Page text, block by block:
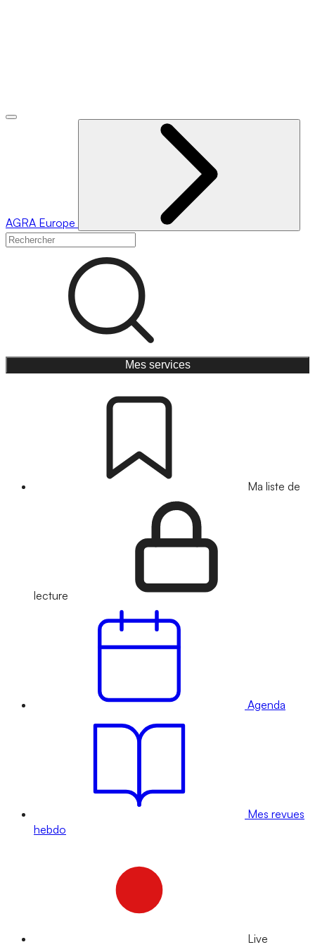
AGRA Europe
Mes services
Ma liste de
lecture
Agenda
Mes revues
hebdo
Live